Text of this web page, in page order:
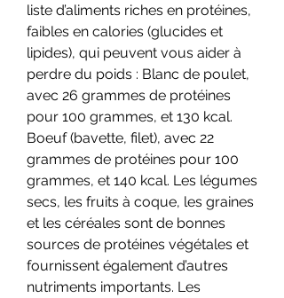
liste d’aliments riches en protéines,
faibles en calories (glucides et
lipides), qui peuvent vous aider à
perdre du poids : Blanc de poulet,
avec 26 grammes de protéines
pour 100 grammes, et 130 kcal.
Boeuf (bavette, filet), avec 22
grammes de protéines pour 100
grammes, et 140 kcal. Les légumes
secs, les fruits à coque, les graines
et les céréales sont de bonnes
sources de protéines végétales et
fournissent également d’autres
nutriments importants. Les